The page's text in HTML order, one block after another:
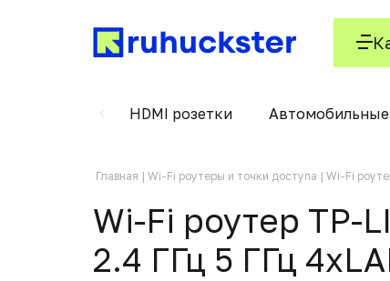
HDMI розетки
Главная Wi-Fi роутеры и точки доступа Wi-Fi
Wi-Fi роутер TP-
2.4 ГГц 5 ГГц